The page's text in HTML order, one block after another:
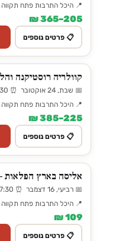
📍 היכל התרבות פתח תקווה
205–365 ₪
📋 פרטים נוספים
קוולריה רוסטיקנה
📅 שבת, 24 אוקטובר ⏰ 20:30
📍 היכל התרבות פתח תקווה
225–385 ₪
📋 פרטים נוספים
אליסה בארץ הפלאות –
📅 רביעי, 16 דצמבר ⏰ 17:30
📍 היכל התרבות פתח תקווה
109 ₪
📋 פרטים נוספים